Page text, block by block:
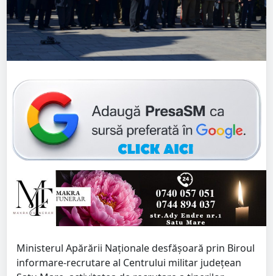
Ministerul Apărării Naţionale desfăşoară prin Biroul
informare-recrutare al Centrului militar judeţean